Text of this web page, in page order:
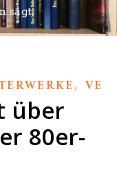
sagt.
,
über
80er-